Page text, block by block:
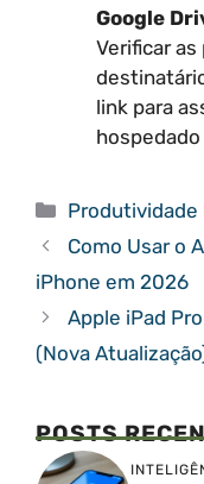
Google
Verificar
link para
Categorias
Produtividade
Como Usar o
iPhone em 2026
Apple iPad
(Nova
POSTS